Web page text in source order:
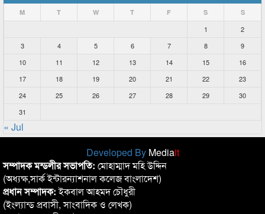
M T W T F S S
1
2
3
4 5 6 7 8
9
10
11 12 13 14 15
16
17
18 19 20 21 22
23
24
25 26 27 28 29
30
31
« Jul
Developed By Mediait
সম্পাদক মন্ডলীর সভাপতি: মোহাম্মাদ মহি উদ্দিন
(অধ্যক্ষ,সার্ক ইন্টারন্যাশনাল কলেজ বাংলাদেশ)
প্রধান সম্পাদক:ইকবাল আহমদ চৌধুরী
(ইংল্যান্ড প্রবাসী, সাংবাদিক ও লেখক)